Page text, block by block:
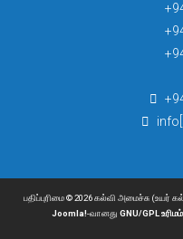
பதிப்புரிமை © 2026 கல்வி அமைச்சு
Joomla!-வானது GNU/GPL உரிமம்